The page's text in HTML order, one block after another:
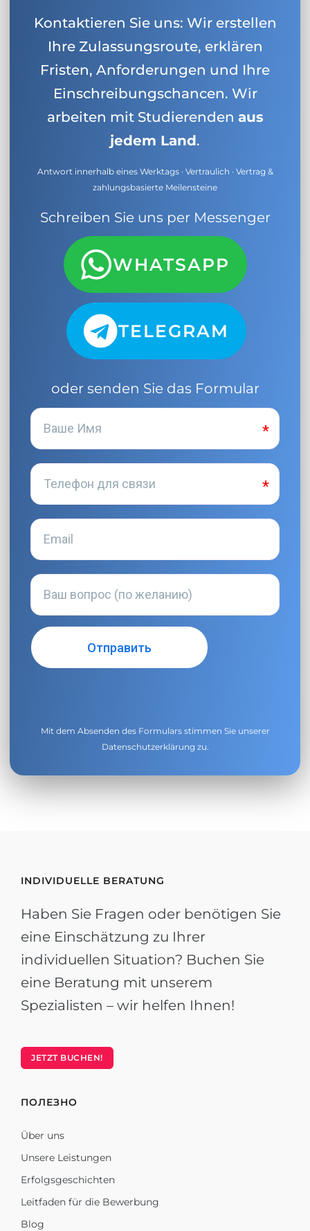
Kontaktieren Sie uns: Wir erstellen
Ihre Zulassungsroute, erklären
Fristen, Anforderungen und Ihre
Einschreibungschancen. Wir
arbeiten mit Studierenden aus
jedem Land.
Antwort innerhalb eines Werktags · Vertraulich · Vertrag &
zahlungsbasierte Meilensteine
Schreiben Sie uns per Messenger
WHATSAPP
TELEGRAM
oder senden Sie das Formular
Mit dem Absenden des Formulars stimmen Sie unserer
Datenschutzerklärung zu.
INDIVIDUELLE BERATUNG
Haben Sie Fragen oder benötigen Sie
eine Einschätzung zu Ihrer
individuellen Situation? Buchen Sie
eine Beratung mit unserem
Spezialisten – wir helfen Ihnen!
JETZT BUCHEN!
ПОЛЕЗНО
Über uns
Unsere Leistungen
Erfolgsgeschichten
Leitfaden für die Bewerbung
Blog